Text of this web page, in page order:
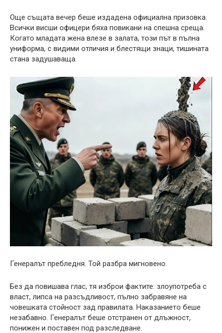
Още същата вечер беше издадена официална призовка.
Всички висши офицери бяха повикани на спешна среща.
Когато младата жена влезе в залата, този път в пълна
униформа, с видими отличия и блестящи знаци, тишината
стана задушаваща.
Генералът пребледня. Той разбра мигновено.
Без да повишава глас, тя изброи фактите: злоупотреба с
власт, липса на разсъдливост, пълно забравяне на
човешката стойност зад правилата. Наказанието беше
незабавно. Генералът беше отстранен от длъжност,
понижен и поставен под разследване.